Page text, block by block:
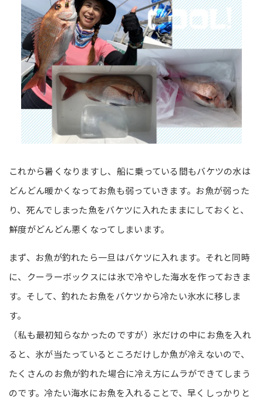
これから暑くなりますし、船に乗っている間もバケツの水は
どんどん暖かくなってお魚も弱っていきます。お魚が弱った
り、死んでしまった魚をバケツに入れたままにしておくと、
鮮度がどんどん悪くなってしまいます。
まず、お魚が釣れたら一旦はバケツに入れます。それと同時
に、クーラーボックスには氷で冷やした海水を作っておきま
す。そして、釣れたお魚をバケツから冷たい氷水に移しま
す。
（私も最初知らなかったのですが）氷だけの中にお魚を入れ
ると、氷が当たっているところだけしか魚が冷えないので、
たくさんのお魚が釣れた場合に冷え方にムラができてしまう
のです。冷たい海水にお魚を入れることで、早くしっかりと